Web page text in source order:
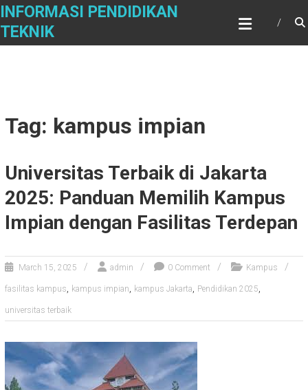
Skip
content
INFORMASI PENDIDIKAN
TEKNIK
Tag: kampus impian
Universitas Terbaik di Jakarta
2025: Panduan Memilih Kampus
Impian dengan Fasilitas Terdepan
March 15, 2025 admin 0 Comment Kampus
fasilitas kampus, kampus impian, kampus Jakarta, Pendidikan 2025,
universitas terbaik